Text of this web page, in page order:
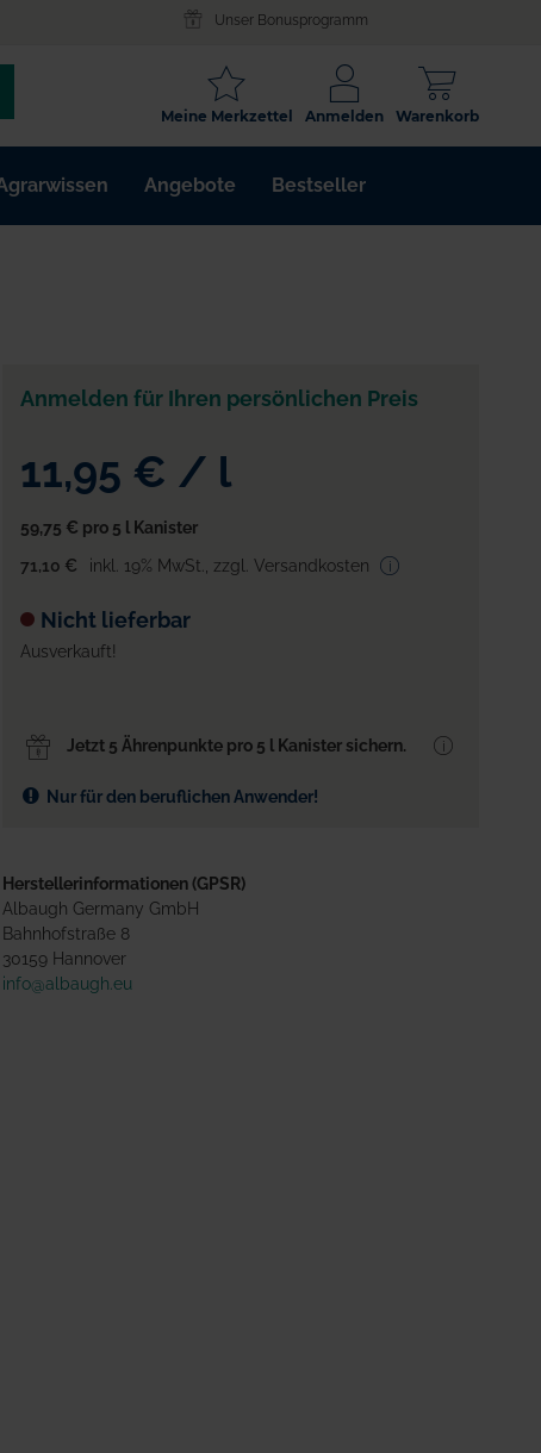
Unser Bonusprogramm
Warenkorb
Anmelden
Meine Merkzettel
Angebote Bestseller
Anmelden für Ihren persönlichen Preis
11,95 € / l
59,75 € pro 5 l Kanister
71,10 €
inkl. 19% MwSt. zzgl. Versandkosten
Nicht lieferbar
Ausverkauft!
Jetzt 5 Ährenpunkte pro 5 l Kanister sichern.
Nur für den beruflichen Anwender!
Herstellerinformationen (GPSR)
Albaugh Germany GmbH
Bahnhofstraße 8
30159 Hannover
info@albaugh.eu